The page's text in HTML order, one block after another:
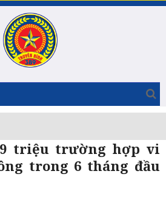
triệu trường hợp vi
trong 6 tháng đầu